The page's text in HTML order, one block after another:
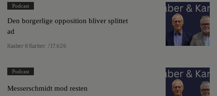
Podcast
Den borgerlige opposition bliver splittet
ad
Kaaber & Karker / 17.6.26
Podcast
Messerschmidt mod resten